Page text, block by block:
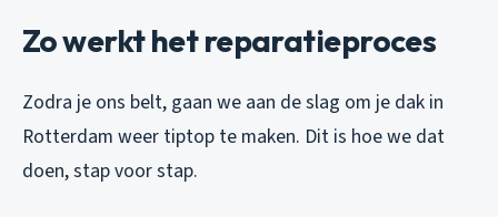
Zo werkt het reparatieproces
Zodra je ons belt, gaan we aan de slag om je dak in
Rotterdam weer tiptop te maken. Dit is hoe we dat
doen, stap voor stap.